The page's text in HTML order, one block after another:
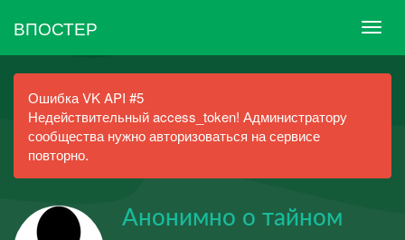
ВПОСТЕР
Ошибка VK API #5
Недействительный access_token! Администратору
сообщества нужно авторизоваться на сервисе
повторно.
Анонимно о тайном